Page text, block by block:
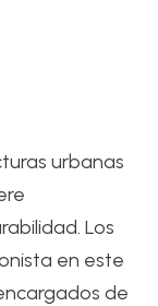
urbanas
Los
en este
de